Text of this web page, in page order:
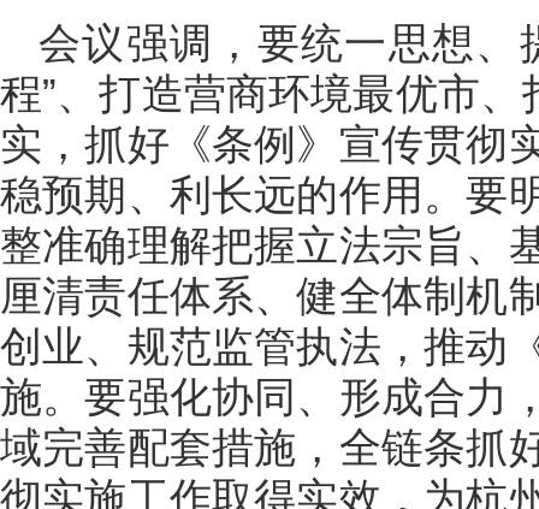
会议强调，要统一思想、
程”、打造营商环境最优市
实，抓好《条例》宣传贯彻
稳预期、利长远的作用。要
整准确理解把握立法宗旨、
厘清责任体系、健全体制机
创业、规范监管执法，推动
施。要强化协同、形成合力
域完善配套措施，全链条抓
彻实施工作取得实效，为杭